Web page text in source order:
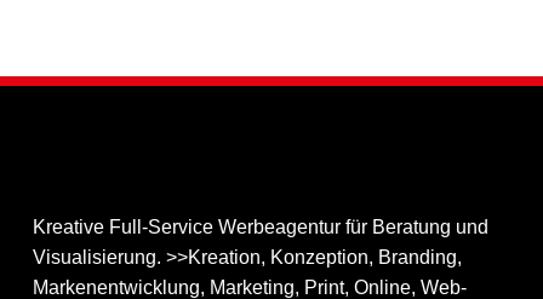
Kreative Full-Service Werbeagentur für Beratung und
Visualisierung. >>Kreation, Konzeption, Branding,
Markenentwicklung, Marketing, Print, Online, Web­